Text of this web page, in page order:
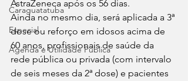
Caraguatatuba
Especial
Agenda e Utilidade Pública
AstraZeneca após os 56 dias.
Ainda no mesmo dia, será aplicada a 3ª
dose ou reforço em idosos acima de
60 anos, profissionais de saúde da
rede pública ou privada (com intervalo
de seis meses da 2ª dose) e pacientes